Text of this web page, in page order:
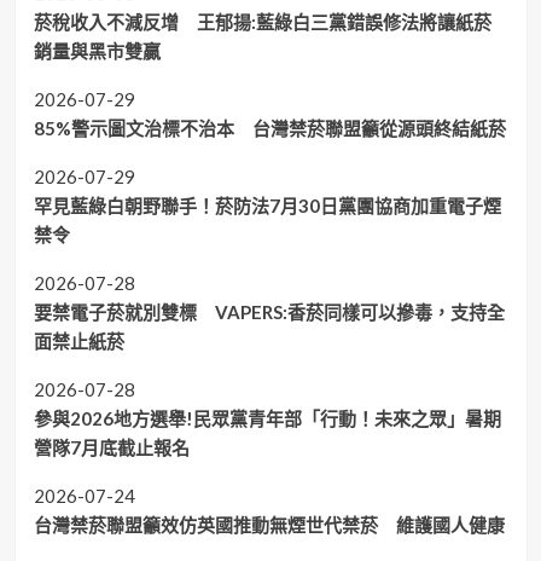
菸稅收入不減反增 王郁揚:藍綠白三黨錯誤修法將讓紙菸
銷量與黑市雙贏
2026-07-29
85%警示圖文治標不治本 台灣禁菸聯盟籲從源頭終結紙菸
2026-07-29
罕見藍綠白朝野聯手！菸防法7月30日黨團協商加重電子煙
禁令
2026-07-28
要禁電子菸就別雙標 VAPERS:香菸同樣可以摻毒，支持全
面禁止紙菸
2026-07-28
參與2026地方選舉!民眾黨青年部「行動！未來之眾」暑期
營隊7月底截止報名
2026-07-24
台灣禁菸聯盟籲效仿英國推動無煙世代禁菸 維護國人健康